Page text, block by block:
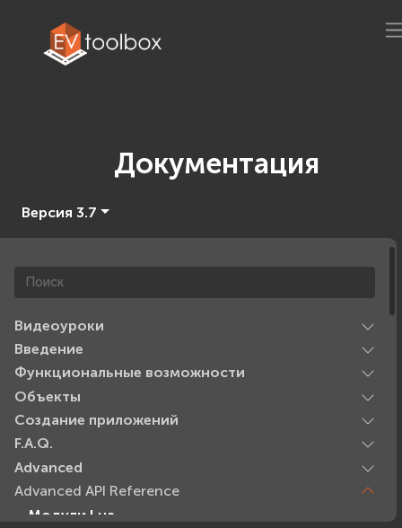
Документация
Версия 3.7
Видеоуроки
Введение
Функциональные возможности
Объекты
Создание приложений
F.A.Q.
Advanced
Advanced API Reference
Модули Lua